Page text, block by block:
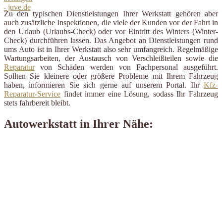
Zu den typischen Dienstleistungen Ihrer Werkstatt gehören aber
auch zusätzliche Inspektionen, die viele der Kunden vor der Fahrt in
den Urlaub (Urlaubs-Check) oder vor Eintritt des Winters (Winter-
Check) durchführen lassen. Das Angebot an Dienstleistungen rund
ums Auto ist in Ihrer Werkstatt also sehr umfangreich. Regelmäßige
Wartungsarbeiten, der Austausch von Verschleißteilen sowie die
Reparaturvon Schäden werden von Fachpersonal ausgeführt.
Sollten Sie kleinere oder größere Probleme mit Ihrem Fahrzeug
haben, informieren Sie sich gerne auf unserem Portal. Ihr Kfz-
Reparatur-Service findet immer eine Lösung, sodass Ihr Fahrzeug
stets fahrbereit bleibt.
Autowerkstatt in Ihrer Nähe: